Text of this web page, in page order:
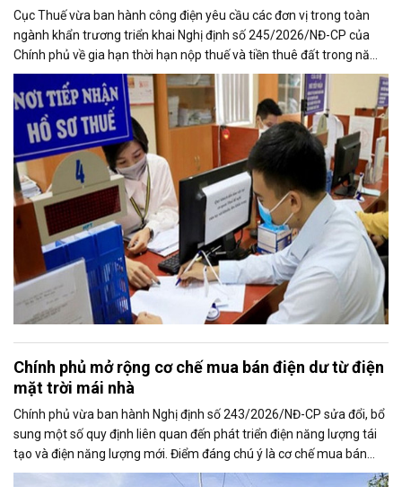
Cục Thuế vừa ban hành công điện yêu cầu các đơn vị trong toàn
ngành khẩn trương triển khai Nghị định số 245/2026/NĐ-CP của
Chính phủ về gia hạn thời hạn nộp thuế và tiền thuê đất trong năm
2026, nhằm bảo đảm chính sách nhanh chóng đi vào thực tiễn và
hỗ trợ kịp thời cho người nộp thuế.
Chính phủ mở rộng cơ chế mua bán điện dư từ điện
mặt trời mái nhà
Chính phủ vừa ban hành Nghị định số 243/2026/NĐ-CP sửa đổi, bổ
sung một số quy định liên quan đến phát triển điện năng lượng tái
tạo và điện năng lượng mới. Điểm đáng chú ý là cơ chế mua bán
điện dư từ các hệ thống điện mặt trời mái nhà được mở rộng, trong